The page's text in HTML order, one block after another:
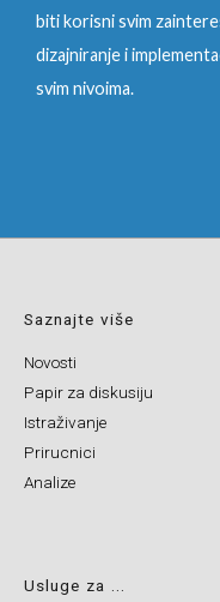
biti korisni svim
dizajniranje i
svim nivoima.
Saznajte više
Novosti
Papir za diskusiju
Istraživanje
Prirucnici
Analize
Usluge za ...